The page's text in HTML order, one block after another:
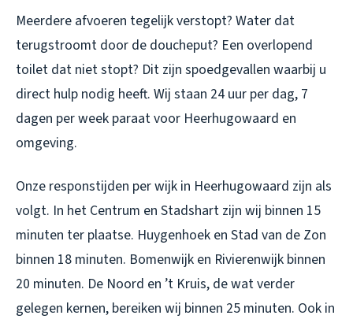
Meerdere afvoeren tegelijk verstopt? Water dat
terugstroomt door de doucheput? Een overlopend
toilet dat niet stopt? Dit zijn spoedgevallen waarbij u
direct hulp nodig heeft. Wij staan 24 uur per dag, 7
dagen per week paraat voor Heerhugowaard en
omgeving.
Onze responstijden per wijk in Heerhugowaard zijn als
volgt. In het Centrum en Stadshart zijn wij binnen 15
minuten ter plaatse. Huygenhoek en Stad van de Zon
binnen 18 minuten. Bomenwijk en Rivierenwijk binnen
20 minuten. De Noord en ’t Kruis, de wat verder
gelegen kernen, bereiken wij binnen 25 minuten. Ook in